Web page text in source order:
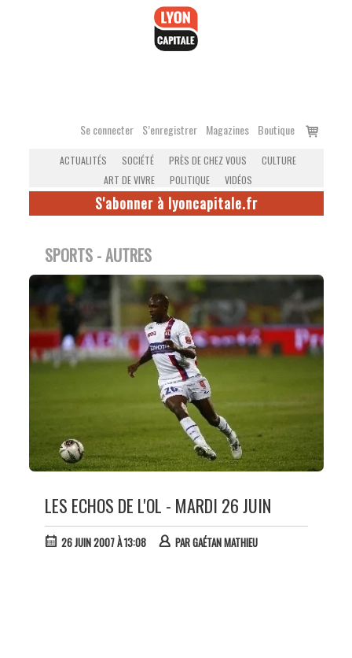
Se connecter S’enregistrer Magazines Boutique
Voir
ACTUALITÉS SOCIÉTÉ PRÈS DE CHEZ VOUS
CULTURE
ART DE VIVRE
POLITIQUE VIDÉOS
S'abonner à lyoncapitale.fr
SPORTS - AUTRES
LES ECHOS DE L'OL - MARDI 26 JUIN
26 JUIN 2007 À 13:08 PARGAÉTAN MATHIEU